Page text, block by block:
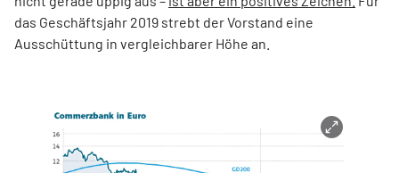
das Geschäftsjahr 2019 strebt der Vorstand eine
Ausschüttung in vergleichbarer Höhe an.